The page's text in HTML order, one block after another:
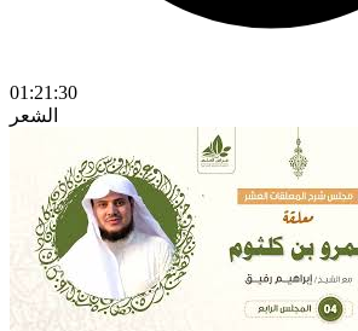
01:21:30
الشعر